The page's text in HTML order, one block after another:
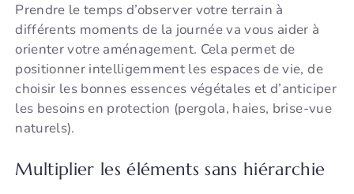
Prendre le temps d’observer votre terrain à
différents moments de la journée va vous aider à
orienter votre aménagement. Cela permet de
positionner intelligemment les espaces de vie, de
choisir les bonnes essences végétales et d’anticiper
les besoins en protection (pergola, haies, brise-vue
naturels).
Multiplier les éléments sans hiérarchie